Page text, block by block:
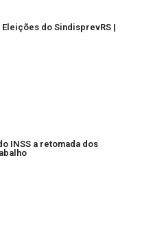
do SindisprevRS |
INSS a retomada dos